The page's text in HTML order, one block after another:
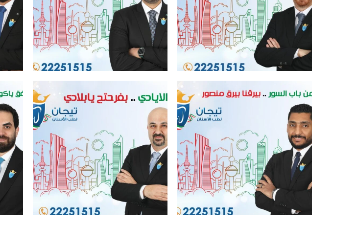
افضل عيادة اسنان في الكويت افضل عيادة اسنان في الكويت
افضل عيادة اسنان في الكويت افضل عيادة اسنان في الكويت